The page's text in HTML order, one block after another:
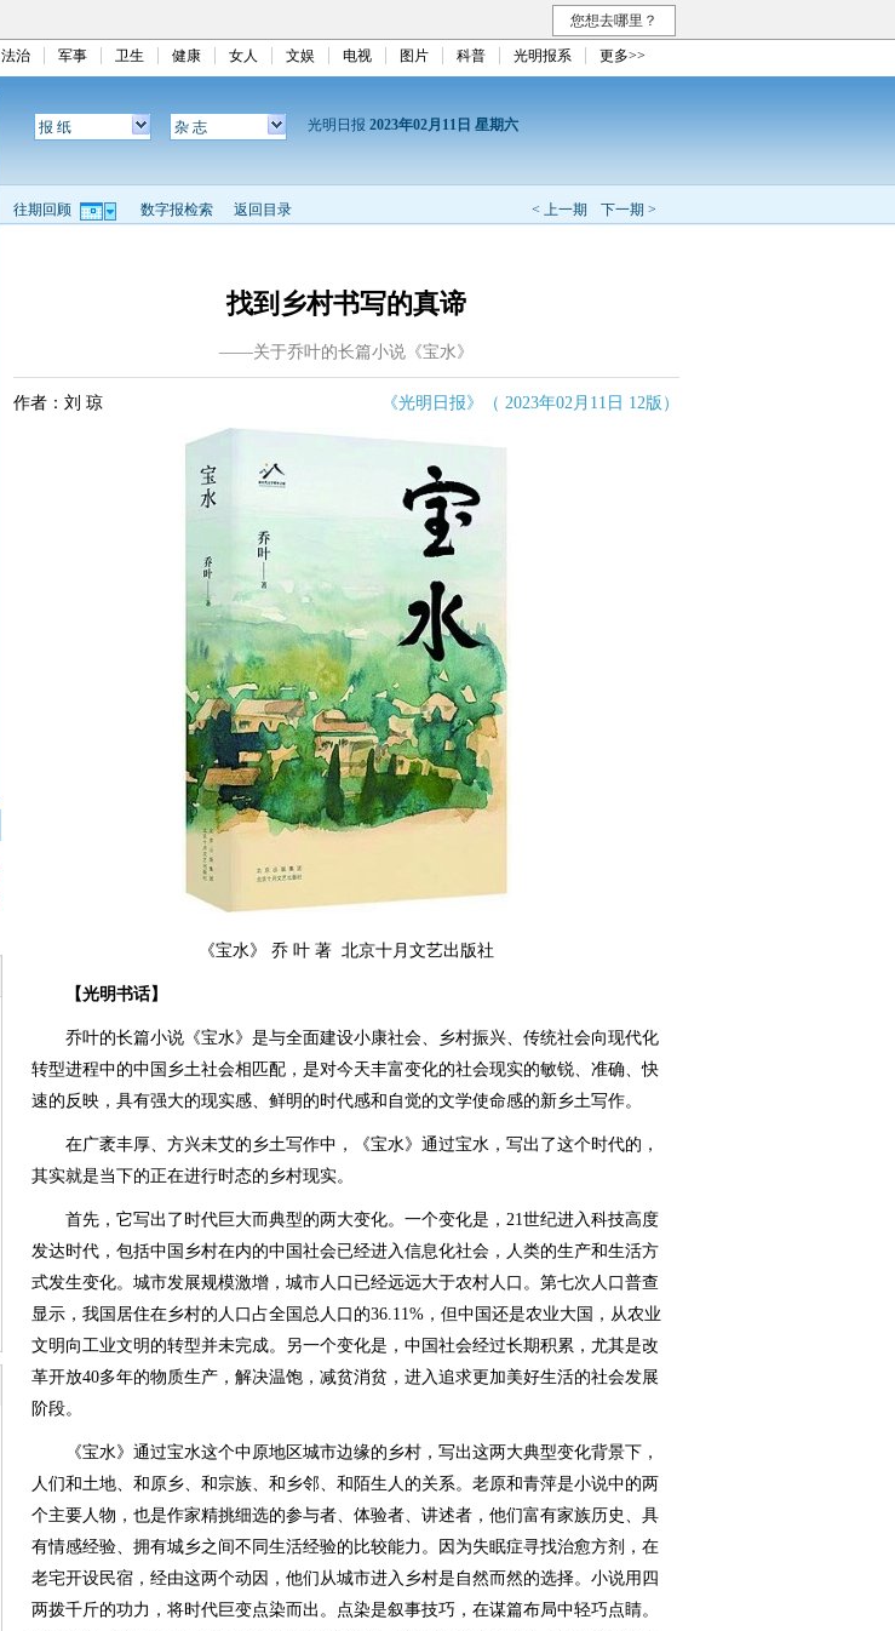
您想去哪里？
法治 军事 卫生 健康 女人 文娱 电视 图片 科普 光明报系 更多>>
报 纸 杂 志 光明日报 2023年02月11日 星期六
< 上一期 下一期 >
往期回顾 数字报检索 返回目录
找到乡村书写的真谛
——关于乔叶的长篇小说《宝水》
作者：刘 琼 《光明日报》（ 2023年02月11日 12版）
《宝水》 乔 叶 著 北京十月文艺出版社
【光明书话】
乔叶的长篇小说《宝水》是与全面建设小康社会、乡村振兴、传统社会向现代化
转型进程中的中国乡土社会相匹配，是对今天丰富变化的社会现实的敏锐、准确、快
速的反映，具有强大的现实感、鲜明的时代感和自觉的文学使命感的新乡土写作。
在广袤丰厚、方兴未艾的乡土写作中，《宝水》通过宝水，写出了这个时代的，
其实就是当下的正在进行时态的乡村现实。
首先，它写出了时代巨大而典型的两大变化。一个变化是，21世纪进入科技高度
发达时代，包括中国乡村在内的中国社会已经进入信息化社会，人类的生产和生活方
式发生变化。城市发展规模激增，城市人口已经远远大于农村人口。第七次人口普查
显示，我国居住在乡村的人口占全国总人口的36.11%，但中国还是农业大国，从农业
文明向工业文明的转型并未完成。另一个变化是，中国社会经过长期积累，尤其是改
革开放40多年的物质生产，解决温饱，减贫消贫，进入追求更加美好生活的社会发展
阶段。
《宝水》通过宝水这个中原地区城市边缘的乡村，写出这两大典型变化背景下，
人们和土地、和原乡、和宗族、和乡邻、和陌生人的关系。老原和青萍是小说中的两
个主要人物，也是作家精挑细选的参与者、体验者、讲述者，他们富有家族历史、具
有情感经验、拥有城乡之间不同生活经验的比较能力。因为失眠症寻找治愈方剂，在
老宅开设民宿，经由这两个动因，他们从城市进入乡村是自然而然的选择。小说用四
两拨千斤的功力，将时代巨变点染而出。点染是叙事技巧，在谋篇布局中轻巧点睛。